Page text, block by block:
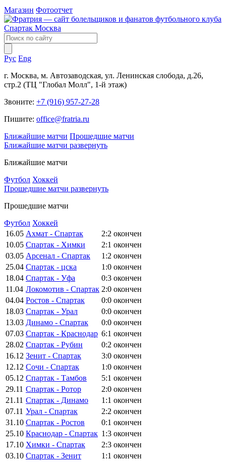
Магазин Фотоотчет
Рус Eng
г. Москва, м. Автозаводская, ул. Ленинская слобода, д.26,
стр.2 (ТЦ "Глобал Молл", 1-й этаж)
Звоните: +7 (916) 957-27-28
Пишите: office@fratria.ru
Ближайшие матчи Прошедшие матчи
Ближайшие матчи развернуть
Ближайшие матчи
Футбол Хоккей
Прошедшие матчи развернуть
Прошедшие матчи
Футбол Хоккей
16.05 Ахмат - Спартак 2:2 окончен
10.05 Спартак - Химки 2:1 окончен
03.05 Арсенал - Спартак 1:2 окончен
25.04 Спартак - цска 1:0 окончен
18.04 Спартак - Уфа 0:3 окончен
11.04 Локомотив - Спартак 2:0 окончен
04.04 Ростов - Спартак 0:0 окончен
18.03 Спартак - Урал 0:0 окончен
13.03 Динамо - Спартак 0:0 окончен
07.03 Спартак - Краснодар 6:1 окончен
28.02 Спартак - Рубин 0:2 окончен
16.12 Зенит - Спартак 3:0 окончен
12.12 Сочи - Спартак 1:0 окончен
05.12 Спартак - Тамбов 5:1 окончен
29.11 Спартак - Ротор 2:0 окончен
21.11 Спартак - Динамо 1:1 окончен
07.11 Урал - Спартак 2:2 окончен
31.10 Спартак - Ростов 0:1 окончен
25.10 Краснодар - Спартак 1:3 окончен
17.10 Химки - Спартак 2:3 окончен
03.10 Спартак - Зенит 1:1 окончен